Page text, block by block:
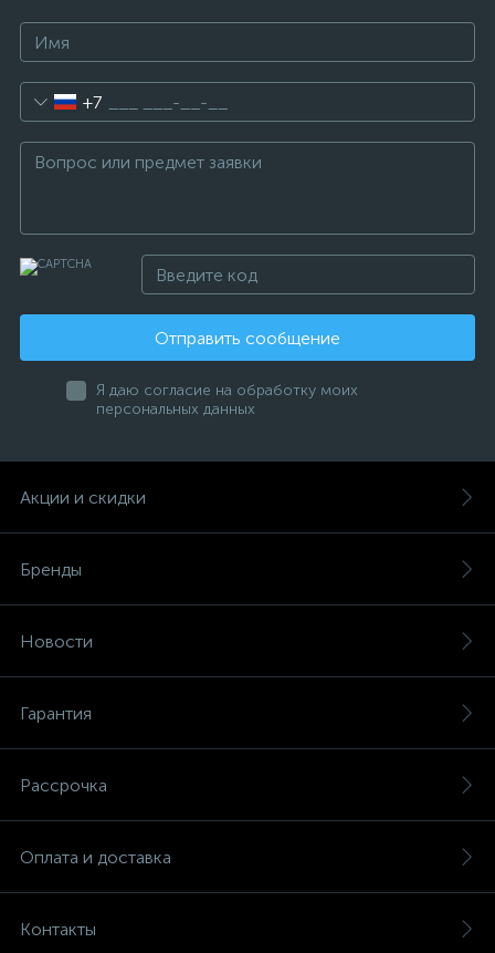
+7
Отправить сообщение
Я даю согласие на обработку моих
персональных данных
Акции и скидки
Бренды
Новости
Гарантия
Рассрочка
Оплата и доставка
Контакты